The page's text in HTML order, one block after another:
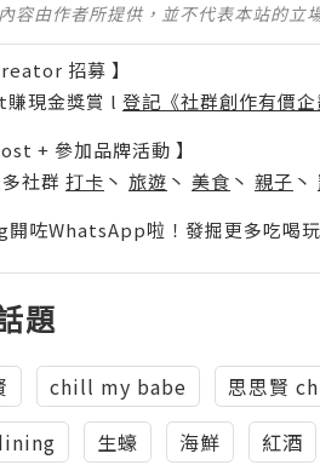
容由作者所提供，並不代表本站的
招募 】
現金獎賞 l 登記《社群創作有價企
+ 參加品牌活動 】
社群 打卡 丶 旅遊 丶 美食 丶 親子 丶
咗WhatsApp啦！發掘更多吃喝玩
題
chill my babe 思思賢
生蠔 海鮮 紅酒